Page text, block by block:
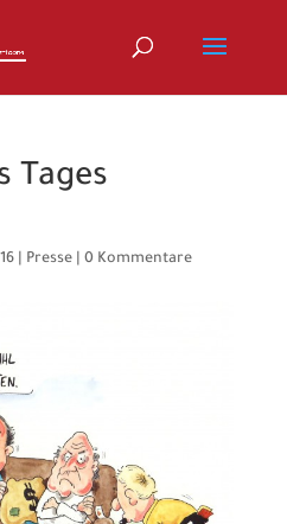
Tages
| Presse| 0 Kommentare